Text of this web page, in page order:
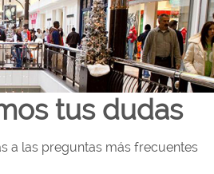
tus dudas
a las preguntas más frecuentes